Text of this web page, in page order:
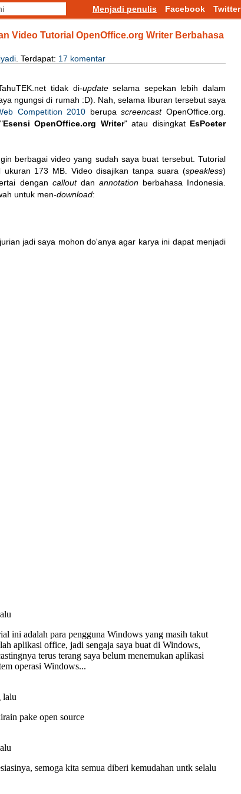
Menjadi penulis Facebook Twitter
Video Tutorial OpenOffice.org Writer Berbahasa
Terdapat: 17 komentar
tidak di-updateselama sepekan lebih dalam
ngungsi di rumah :D). Nah, selama liburan tersebut saya
Competition 2010 berupascreencastOpenOffice.org.
Esensi OpenOffice.org Writer" atau disingkat EsPoeter
berbagai video yang sudah saya buat tersebut. Tutorial
173 MB. Video disajikan tanpa suara (speakless)
dengan calloutdan annotation berbahasa Indonesia.
untuk men-download:
jadi saya mohon do'anya agar karya ini dapat menjadi